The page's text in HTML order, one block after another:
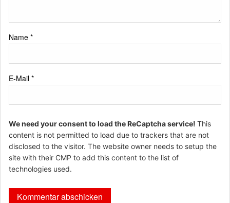
Name *
E-Mail *
We need your consent to load the ReCaptcha service! This
content is not permitted to load due to trackers that are not
disclosed to the visitor. The website owner needs to setup the
site with their CMP to add this content to the list of
technologies used.